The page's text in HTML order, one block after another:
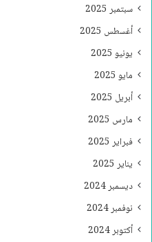
سبتمبر 2025
أغسطس 2025
يونيو 2025
مايو 2025
أبريل 2025
مارس 2025
فبراير 2025
يناير 2025
ديسمبر 2024
نوفمبر 2024
أكتوبر 2024